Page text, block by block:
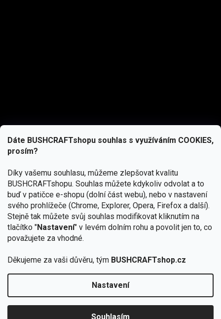
Dáte BUSHCRAFTshopu souhlas s využíváním COOKIES,
prosím?
Díky vašemu souhlasu, můžeme zlepšovat kvalitu
BUSHCRAFTshopu. Souhlas můžete kdykoliv odvolat a to
buď v patičce e-shopu (dolní část webu), nebo v nastavení
svého prohlížeče (Chrome, Explorer, Opera, Firefox a další).
Stejně tak můžete svůj souhlas modifikovat kliknutím na
tlačítko "Nastavení" v levém dolním rohu a povolit jen to, co
považujete za vhodné.
Děkujeme za vaši důvěru, tým BUSHCRAFTshop.cz
Nastavení
Souhlasím
zapojte se do slosování o kurz s
podmínkami ochrany osobních údajů
Copyright 2026BUSHCRAFTshop.cz. Všechna práva
vyhrazena.Upravit nastavení cookies